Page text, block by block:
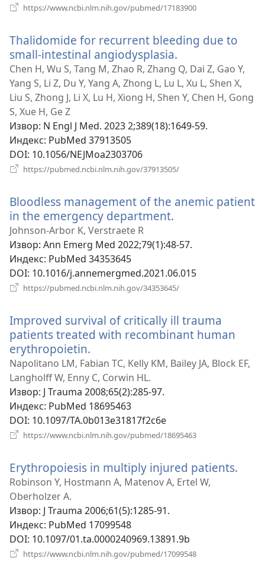
https://www.ncbi.nlm.nih.gov/pubmed/17183900
Thalidomide for recurrent bleeding due to
small-intestinal angiodysplasia.
нови
прозор)
Chen H, Wu S, Tang M, Zhao R, Zhang Q, Dai Z, Gao Y,
Yang S, Li Z, Du Y, Yang A, Zhong L, Lu L, Xu L, Shen X,
Liu S, Zhong J, Li X, Lu H, Xiong H, Shen Y, Chen H, Gong
S, Xue H, Ge Z
Извор‎: N Engl J Med. 2023 2;389(18):1649-59.
Индекс‎: PubMed 37913505
DOI‎: 10.1056/NEJMoa2303706
https://pubmed.ncbi.nlm.nih.gov/37913505/
Bloodless management of the anemic patient
in the emergency department.
прозор)
Johnson-Arbor K, Verstraete R
Извор‎: Ann Emerg Med 2022;79(1):48-57.
Индекс‎: PubMed 34353645
DOI‎: 10.1016/j.annemergmed.2021.06.015
https://pubmed.ncbi.nlm.nih.gov/34353645/
Improved survival of critically ill trauma
patients treated with recombinant human
erythropoietin.
нови
прозор)
Napolitano LM, Fabian TC, Kelly KM, Bailey JA, Block EF,
Langholff W, Enny C, Corwin HL.
Извор‎: J Trauma 2008;65(2):285-97.
Индекс‎: PubMed 18695463
DOI‎: 10.1097/TA.0b013e31817f2c6e
https://www.ncbi.nlm.nih.gov/pubmed/18695463
Erythropoiesis in multiply injured patients.
Robinson Y, Hostmann A, Matenov A, Ertel W,
Oberholzer A.
Извор‎: J Trauma 2006;61(5):1285-91.
Индекс‎: PubMed 17099548
DOI‎: 10.1097/01.ta.0000240969.13891.9b
https://www.ncbi.nlm.nih.gov/pubmed/17099548